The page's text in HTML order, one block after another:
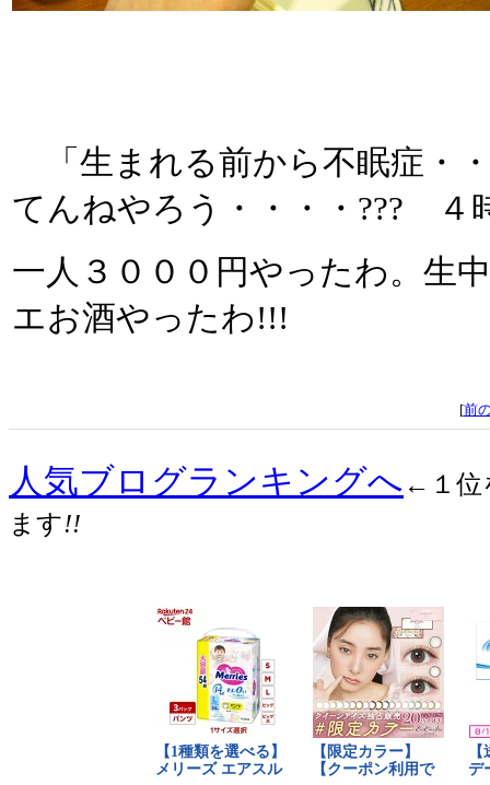
「生まれる前から不眠症・
てんねやろう・・・・??? ４
一人３０００円やったわ。生
エお酒やったわ!!!
[前
人気ブログランキングへ ←１位
ます!!